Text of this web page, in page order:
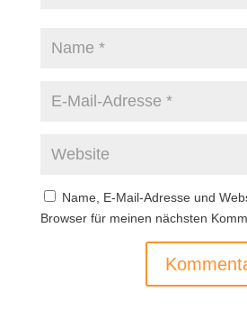
Name, E-Mail-Adresse und
Browser für meinen nächsten